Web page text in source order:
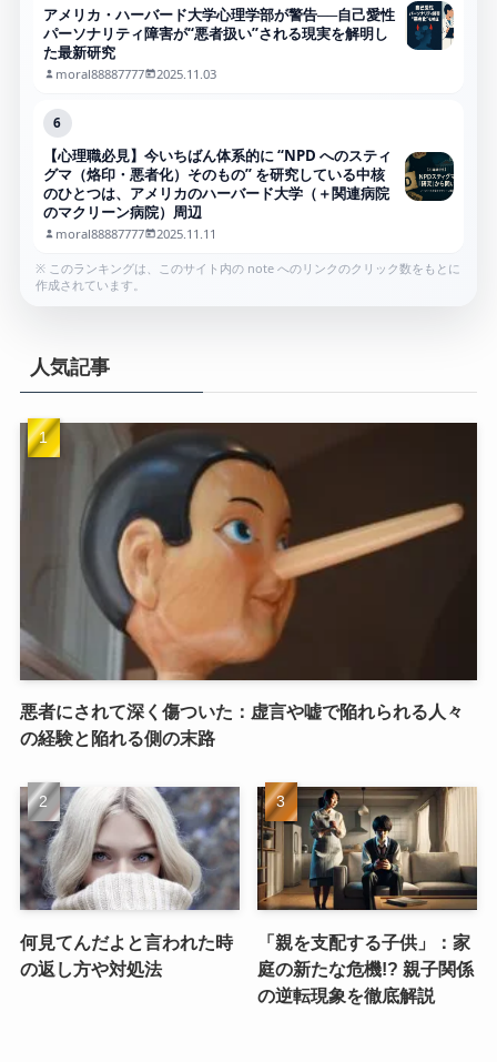
アメリカ・ハーバード大学心理学部が警告──自己愛性
パーソナリティ障害が“悪者扱い”される現実を解明し
た最新研究
moral88887777 2025.11.03
6
【心理職必見】今いちばん体系的に “NPD へのスティ
グマ（烙印・悪者化）そのもの” を研究している中核
のひとつは、アメリカのハーバード大学（＋関連病院
のマクリーン病院）周辺
moral88887777 2025.11.11
※ このランキングは、このサイト内の note へのリンクのクリック数をもとに
作成されています。
人気記事
悪者にされて深く傷ついた：虚言や嘘で陥れられる人々
の経験と陥れる側の末路
何見てんだよと言われた時
の返し方や対処法
「親を支配する子供」：家
庭の新たな危機!? 親子関係
の逆転現象を徹底解説